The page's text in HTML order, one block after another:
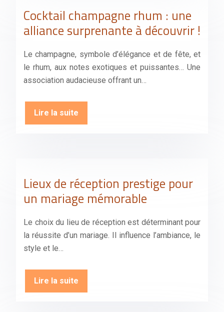
Cocktail champagne rhum : une
alliance surprenante à découvrir !
Le champagne, symbole d’élégance et de fête, et
le rhum, aux notes exotiques et puissantes… Une
association audacieuse offrant un…
Lire la suite
Lieux de réception prestige pour
un mariage mémorable
Le choix du lieu de réception est déterminant pour
la réussite d’un mariage. Il influence l’ambiance, le
style et le…
Lire la suite